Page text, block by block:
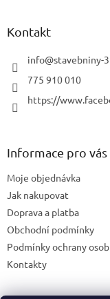
Kontakt
info@stavebniny-
775 910 010
https://
Informace pro vás
Moje objednávka
Jak nakupovat
Doprava a platba
Obchodní podmínky
Podmínky ochrany
Kontakty